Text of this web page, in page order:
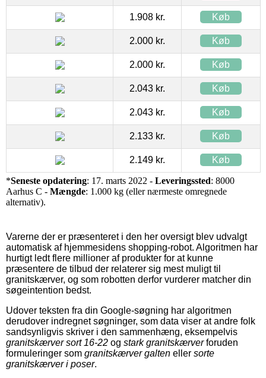
1.908 kr. Køb
2.000 kr. Køb
2.000 kr. Køb
2.043 kr. Køb
2.043 kr. Køb
2.133 kr. Køb
2.149 kr. Køb
*Seneste opdatering: 17. marts 2022 - Leveringssted: 8000
Aarhus C - Mængde: 1.000 kg (eller nærmeste omregnede
alternativ).
Varerne der er præsenteret i den her oversigt blev udvalgt
automatisk af hjemmesidens shopping-robot. Algoritmen har
hurtigt ledt flere millioner af produkter for at kunne
præsentere de tilbud der relaterer sig mest muligt til
granitskærver, og som robotten derfor vurderer matcher din
søgeintention bedst.
Udover teksten fra din Google-søgning har algoritmen
derudover indregnet søgninger, som data viser at andre folk
sandsynligvis skriver i den sammenhæng, eksempelvis
granitskærver sort 16-22 og stark granitskærverforuden
formuleringer som granitskærver galten eller sorte
granitskærver i poser.